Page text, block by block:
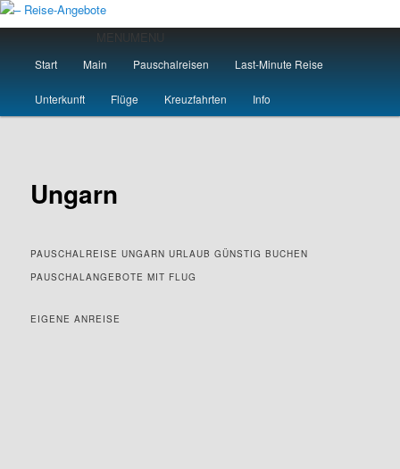
Zum
primären
springen– Reise-Angebote
Start Main Pauschalreisen Last-Minute Reise
Unterkunft Flüge Kreuzfahrten Info
Ungarn
PAUSCHALREISE UNGARN URLAUB GÜNSTIG BUCHEN
PAUSCHALANGEBOTE MIT FLUG
EIGENE ANREISE